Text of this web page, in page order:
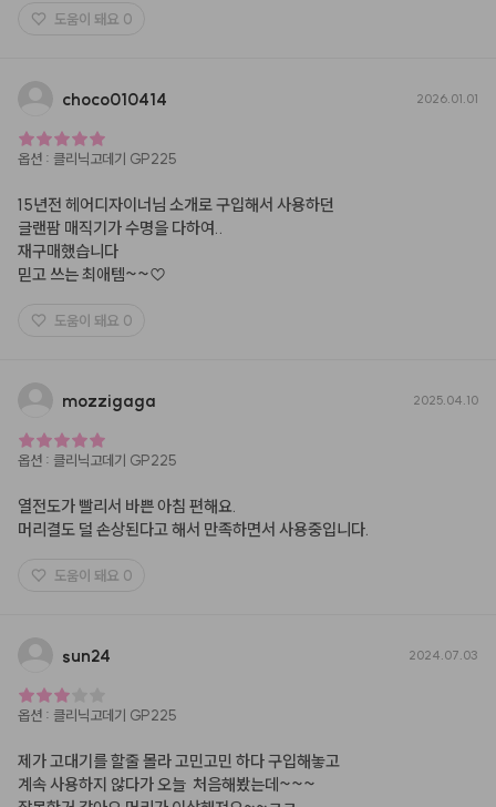
도움이 돼요 0
choco010414 2026.01.01
옵션 : 클리닉고데기 GP225
15년전 헤어디자이너님 소개로 구입해서 사용하던
글랜팜 매직기가 수명을 다하여..
재구매했습니다
믿고 쓰는 최애템~~♡
도움이 돼요 0
mozzigaga 2025.04.10
옵션 : 클리닉고데기 GP225
열전도가 빨리서 바쁜 아침 편해요.
머리결도 덜 손상된다고 해서 만족하면서 사용중입니다.
도움이 돼요 0
sun24 2024.07.03
옵션 : 클리닉고데기 GP225
제가 고대기를 할줄 몰라 고민고민 하다 구입해놓고
계속 사용하지 않다가 오늘  처음해봤는데~~~